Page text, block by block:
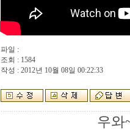
파일 :
조회 : 1584
작성 : 2012년 10월 08일 00:22:33
우